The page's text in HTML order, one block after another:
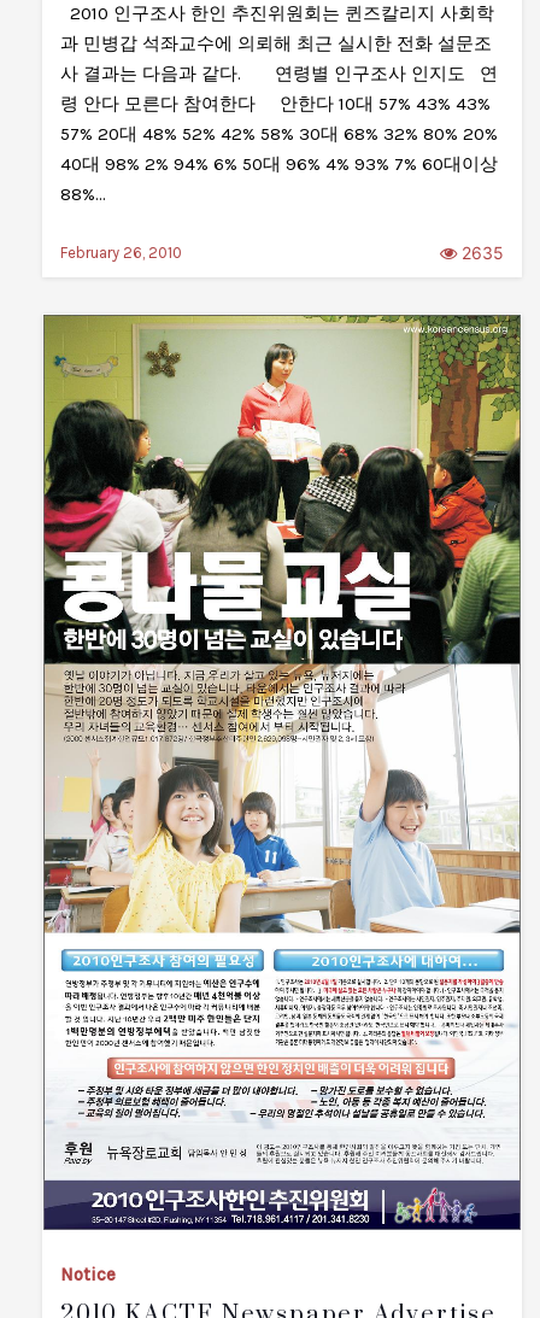
2010 인구조사 한인 추진위원회는 퀸즈칼리지 사회학
과 민병갑 석좌교수에 의뢰해 최근 실시한 전화 설문조
사 결과는 다음과 같다. 연령별 인구조사 인지도 연
령 안다 모른다 참여한다 안한다 10대 57% 43% 43%
57% 20대 48% 52% 42% 58% 30대 68% 32% 80% 20%
40대 98% 2% 94% 6% 50대 96% 4% 93% 7% 60대이상
88%…
February 26, 2010 2635
Notice